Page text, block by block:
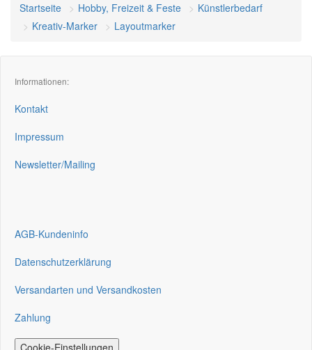
Startseite Hobby, Freizeit & Feste
Künstlerbedarf
Kreativ-Marker
Layoutmarker
Informationen:
Kontakt
Impressum
Newsletter/Mailing
AGB-Kundeninfo
Datenschutzerklärung
Versandarten und Versandkosten
Zahlung
Cookie-Einstellungen